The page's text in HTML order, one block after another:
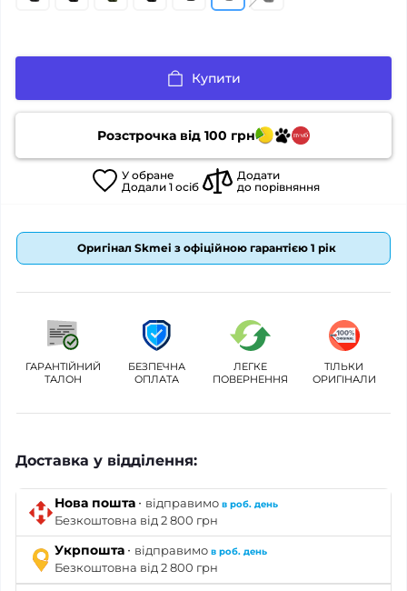
Купити
Розстрочка від 100 грн
У обране
Додали 1 осіб
Додати
до порівняння
Оригінал Skmei з офіційною гарантією 1 рік
ГАРАНТІЙНИЙ
ТАЛОН
БЕЗПЕЧНА
ОПЛАТА
ЛЕГКЕ
ПОВЕРНЕННЯ
ТІЛЬКИ
ОРИГІНАЛИ
Доставка у відділення:
Нова пошта · відправимо в роб. день
Безкоштовна від 2 800 грн
Укрпошта · відправимо в роб. день
Безкоштовна від 2 800 грн